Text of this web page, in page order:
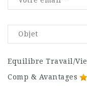
Equilibre Travail/Vie
Comp & Avantages